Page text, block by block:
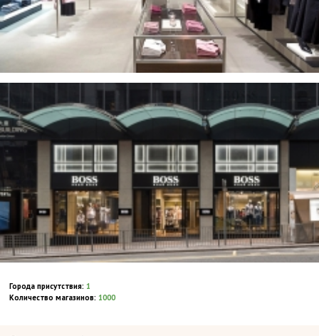
Города присутствия: 1
Количество магазинов: 1000